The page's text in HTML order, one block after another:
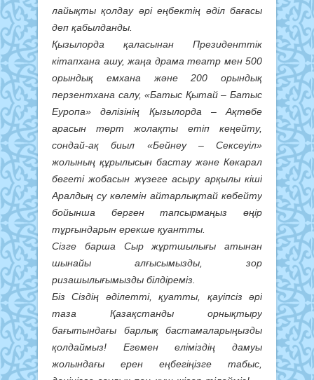
лайықты қолдау әрі еңбектің әділ бағасы
деп қабылданды.
Қызылорда қаласынан Президенттік
кітапхана ашу, жаңа драма театр мен 500
орындық емхана және 200 орындық
перзентхана салу, «Батыс Қытай – Батыс
Еуропа» дәлізінің Қызылорда – Ақтөбе
арасын төрт жолақты етіп кеңейту,
сондай-ақ биыл «Бейнеу – Сексеуіл»
жолының құрылысын бастау және Көкарал
бөгеті жобасын жүзеге асыру арқылы кіші
Аралдың су көлемін айтарлықтай көбейту
бойынша берген тапсырмаңыз өңір
тұрғындарын ерекше қуантты.
Сізге барша Сыр жұртшылығы атынан
шынайы алғысымызды, зор
ризашылығымызды білдіреміз.
Біз Сіздің әділетті, қуатты, қауіпсіз әрі
таза Қазақстанды орнықтыру
бағытындағы барлық бастамаларыңызды
қолдаймыз! Егемен еліміздің дамуы
жолындағы ерен еңбегіңізге табыс,